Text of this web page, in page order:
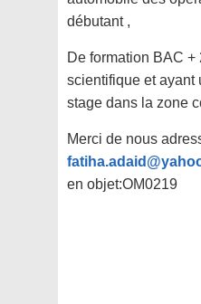
débutant ,
De formation BAC +
scientifique et ayant
stage dans la zone
Merci de nous
en objet:OM0219